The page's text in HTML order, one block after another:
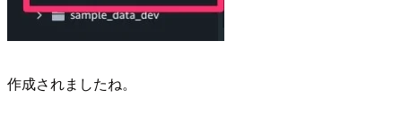
作成されましたね。